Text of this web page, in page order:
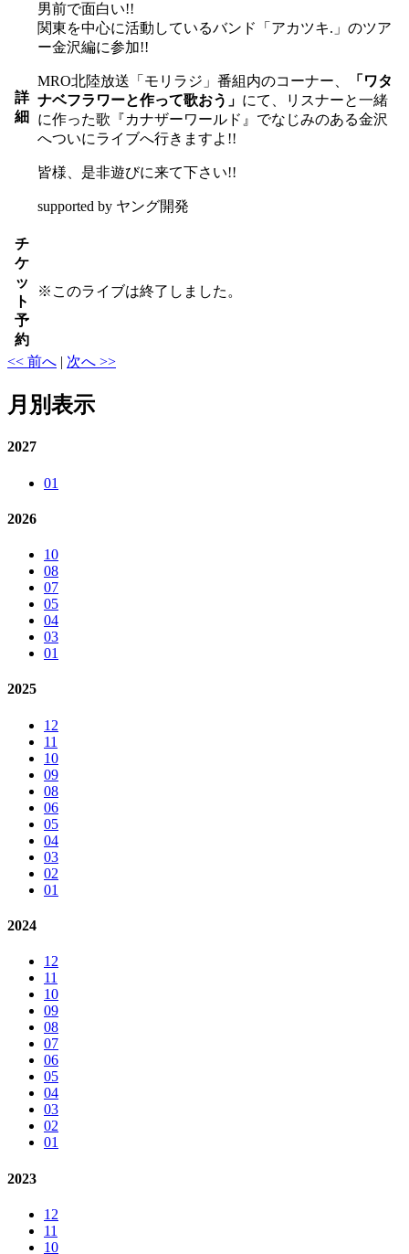
詳
細
男前で面白い!!
関東を中心に活動しているバンド「アカツキ.」のツア
ー金沢編に参加!!
MRO北陸放送「モリラジ」番組内のコーナー、
「ワタ
ナベフラワーと作って歌おう」 にて、リスナーと一緒
に作った歌『カナザーワールド』でなじみのある金沢
へついにライブへ行きますよ!!
皆様、是非遊びに来て下さい!!
supported by ヤング開発
チ
ケ
ッ
ト
予
約
※ このライブは終了しました。
<< 前へ | 次へ >>
月別表示
2027
01
2026
10
08
07
05
04
03
01
2025
12
11
10
09
08
06
05
04
03
02
01
2024
12
11
10
09
08
07
06
05
04
03
02
01
2023
12
11
10